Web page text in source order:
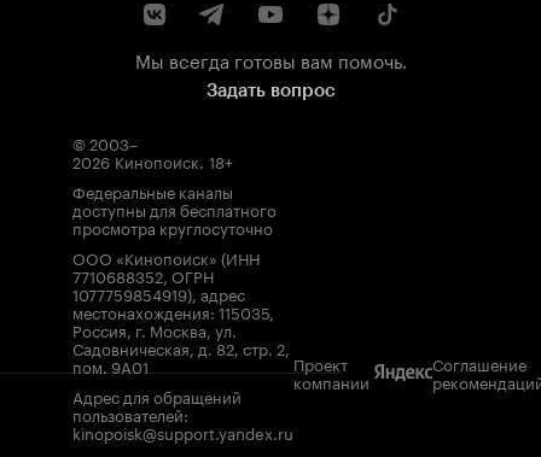
Мы всегда готовы вам помочь.
Задать вопрос
© 2003–
2026 Кинопоиск. 18+
Федеральные каналы
доступны для бесплатного
просмотра круглосуточно
ООО «Кинопоиск» (ИНН
7710688352, ОГРН
1077759854919), адрес
местонахождения: 115035,
Россия, г. Москва, ул.
Садовническая, д. 82, стр. 2,
пом. 9А01
Адрес для обращений
пользователей:
kinopoisk@support.yandex.ru
Проект
компании
Соглашение